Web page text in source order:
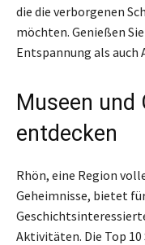
die die verborgenen
möchten. Genießen
Entspannung als auch
Museen und
entdecken
Rhön, eine Region
Geheimnisse, bietet
Aktivitäten. Die Top